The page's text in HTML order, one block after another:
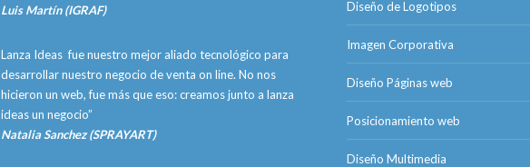
Luis Martín (IGRAF)
Lanza Ideas fue nuestro mejor aliado tecnológico para
desarrollar nuestro negocio de venta on line. No nos
hicieron un web, fue más que eso: creamos junto a lanza
ideas un negocio”
Natalia Sanchez (SPRAYART)
Diseño de Logotipos
Imagen Corporativa
Diseño Páginas web
Posicionamiento web
Diseño Multimedia